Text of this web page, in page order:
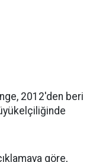
2012'den beri
göre,